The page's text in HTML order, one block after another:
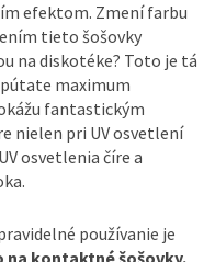
efektom. Zmení farbu
tieto šošovky
na diskotéke? Toto je tá
maximum
fantastickým
nielen pri UV osvetlení
osvetlenia číre a
používanie je
kontaktné šošovky.